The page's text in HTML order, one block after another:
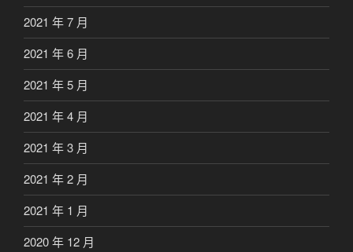
2021 年 7 月
2021 年 6 月
2021 年 5 月
2021 年 4 月
2021 年 3 月
2021 年 2 月
2021 年 1 月
2020 年 12 月